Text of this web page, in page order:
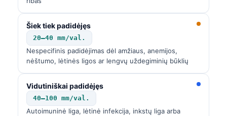
Šiek tiek padidėjęs
20–40 mm/val.
Nespecifinis padidėjimas dėl amžiaus, anemijos,
nėštumo, lėtinės ligos ar lengvų uždegiminių būklių
Vidutiniškai padidėjęs
40–100 mm/val.
Autoimuninė liga, lėtinė infekcija, inkstų liga arba